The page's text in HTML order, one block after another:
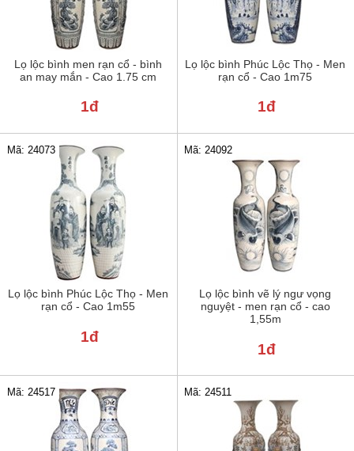
Lọ lộc bình men rạn cổ - bình
an may mắn - Cao 1.75 cm
1đ
Lọ lộc bình Phúc Lộc Thọ - Men
rạn cổ - Cao 1m75
1đ
Lọ lộc bình Phúc Lộc Thọ - Men
rạn cổ - Cao 1m55
Mã: 24073
1đ
Lọ lộc bình vẽ lý ngư vọng
nguyệt - men rạn cổ - cao
1,55m
Mã: 24092
1đ
Mã: 24517 Mã: 24511